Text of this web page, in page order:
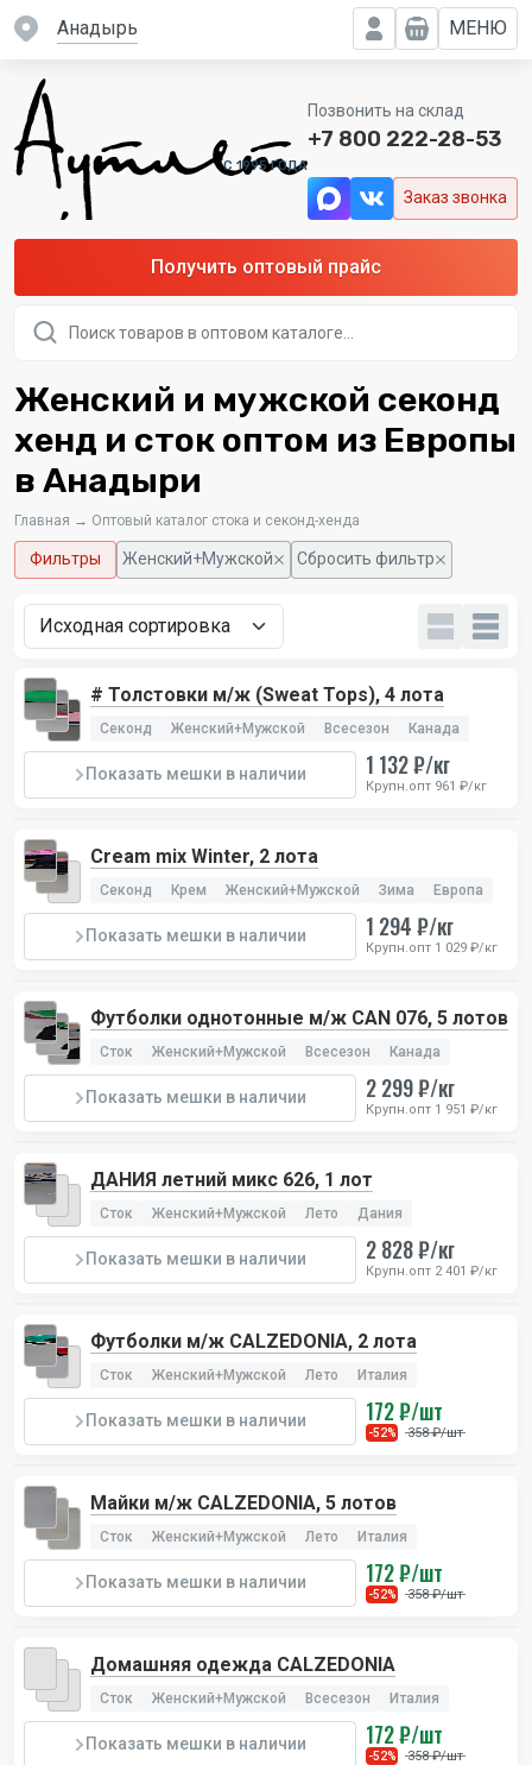
Анадырь МЕНЮ
C 1995 ГОДА
Позвонить на склад
+7 800 222-28-53
Заказ звонка
Получить оптовый прайс
товаров
Женский и мужской секонд
хенд и сток оптом из Европы
в Анадыри
Главная → Оптовый каталог стока и секонд-хенда
Фильтры Женский+Мужской Сбросить фильтр
# Толстовки м/ж (Sweat Tops), 4 лота
Секонд Женский+Мужской Всесезон Канада
Показать мешки в наличии 1 132 ₽/кг
Крупн.опт 961 ₽/кг
Cream mix Winter, 2 лота
Секонд Крем Женский+Мужской Зима Европа
Показать мешки в наличии 1 294 ₽/кг
Крупн.опт 1 029 ₽/кг
Футболки однотонные м/ж CAN 076, 5 лотов
Сток Женский+Мужской Всесезон Канада
Показать мешки в наличии 2 299 ₽/кг
Крупн.опт 1 951 ₽/кг
ДАНИЯ летний микс 626, 1 лот
Сток Женский+Мужской Лето Дания
Показать мешки в наличии 2 828 ₽/кг
Крупн.опт 2 401 ₽/кг
Футболки м/ж CALZEDONIA, 2 лота
Сток Женский+Мужской Лето Италия
Показать мешки в наличии 172 ₽/шт
-52% 358 ₽/шт
Майки м/ж CALZEDONIA, 5 лотов
Сток Женский+Мужской Лето Италия
Показать мешки в наличии 172 ₽/шт
-52% 358 ₽/шт
Домашняя одежда CALZEDONIA
Сток Женский+Мужской Всесезон Италия
Показать мешки в наличии 172 ₽/шт
-52% 358 ₽/шт